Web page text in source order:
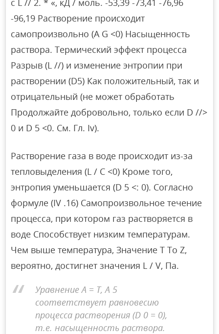
с L // 2. * «, кД / моль. -53,39 -73,41 -76,96
-96,19 Растворение происходит
самопроизвольно (A G <0) Насыщенность
раствора. Термический эффект процесса
Разрыв (L //) и изменение энтропии при
растворении (D5) Как положительный, так и
отрицательный (не может обработать
Продолжайте добровольно, только если D //>
0 и D 5 <0. См. Гл. Iv).
Растворение газа в воде происходит из-за
тепловыделения (L / C <0) Кроме того,
энтропия уменьшается (D 5 <: 0). Согласно
формуле (IV .16) Самопроизвольное течение
процесса, при котором газ растворяется в
воде Способствует низким температурам.
Чем выше температура, Значение T To Z,
вероятно, достигнет значения L / V, Па.
Уравнение А = Т, А 5
соответствует равновесию
процесса растворения (D 0 = 0),
т.е. насыщенность раствора.